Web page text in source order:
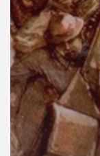
บทความ
ข่าว
และ
กิจกรรม
เกี่ยว